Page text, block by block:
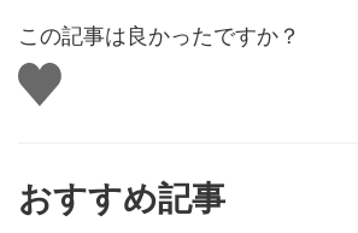
この記事は良かったですか？
い
い
おすすめ記事